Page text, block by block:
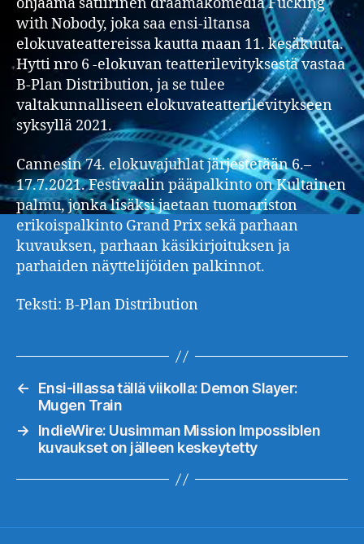
with Nobody, joka saa ensi-iltansa
elokuvateattereissa kautta maan 11. kesäkuuta.
Hytti nro 6 -elokuvan teatterilevityksestä vastaa
B-Plan Distribution, ja se tulee
valtakunnalliseen elokuvateatterilevitykseen
syksyllä 2021.
Cannesin 74. elokuvajuhlat järjestetään 6.–
17.7.2021. Festivaalin pääpalkinto on Kultainen
palmu, jonka lisäksi jaetaan tuomariston
erikoispalkinto Grand Prix sekä parhaan
kuvauksen, parhaan käsikirjoituksen ja
parhaiden näyttelijöiden palkinnot.
Teksti: B-Plan Distribution
←
Ensi-illassa tällä viikolla: Demon Slayer:
Mugen Train
→
IndieWire: Uusimman Mission Impossiblen
kuvaukset on jälleen keskeytetty